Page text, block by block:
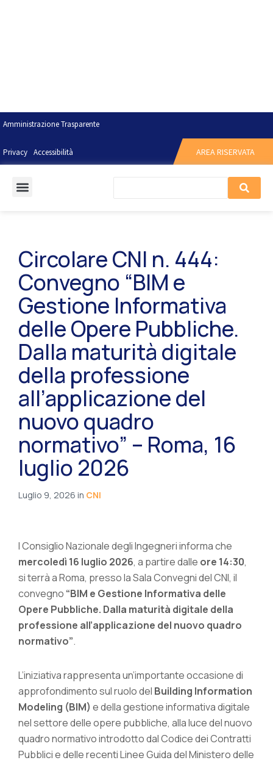
Amministrazione Trasparente
Privacy Accessibilità AREA RISERVATA
Circolare CNI n. 444:
Convegno “BIM e
Gestione Informativa
delle Opere Pubbliche.
Dalla maturità digitale
della professione
all’applicazione del
nuovo quadro
normativo” – Roma, 16
luglio 2026
Luglio 9, 2026 in CNI
l Consiglio Nazionale degli Ingegneri informa che
mercoledì 16 luglio 2026, a partire dalle ore 14:30,
si terrà a Roma, presso la Sala Convegni del CNI, il
convegno “BIM e Gestione Informativa delle
Opere Pubbliche. Dalla maturità digitale della
professione all’applicazione del nuovo quadro
normativo”.
L’iniziativa rappresenta un’importante occasione di
approfondimento sul ruolo del Building Information
Modeling (BIM) e della gestione informativa digitale
nel settore delle opere pubbliche, alla luce del nuovo
quadro normativo introdotto dal Codice dei Contratti
Pubblici e delle recenti Linee Guida del Ministero delle